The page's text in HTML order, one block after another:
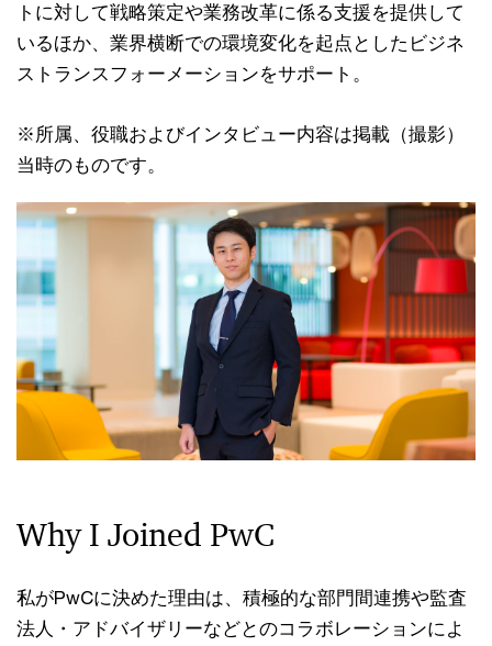
トに対して戦略策定や業務改革に係る支援を提供して
いるほか、業界横断での環境変化を起点としたビジネ
ストランスフォーメーションをサポート。
※所属、役職およびインタビュー内容は掲載（撮影）
当時のものです。
Why I Joined PwC
私がPwCに決めた理由は、積極的な部門間連携や監査
法人・アドバイザリーなどとのコラボレーションによ